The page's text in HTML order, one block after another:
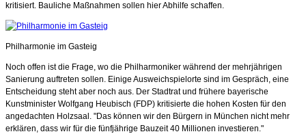
kritisiert. Bauliche Maßnahmen sollen hier Abhilfe schaffen.
Philharmonie im Gasteig
Noch offen ist die Frage, wo die Philharmoniker während der mehrjährigen
Sanierung auftreten sollen. Einige Ausweichspielorte sind im Gespräch, eine
Entscheidung steht aber noch aus. Der Stadtrat und frühere bayerische
Kunstminister Wolfgang Heubisch (FDP) kritisierte die hohen Kosten für den
angedachten Holzsaal. "Das können wir den Bürgern in München nicht mehr
erklären, dass wir für die fünfjährige Bauzeit 40 Millionen investieren."